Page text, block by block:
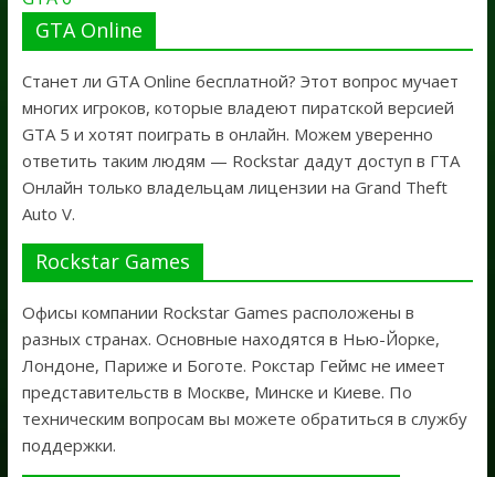
GTA Online
Станет ли GTA Online бесплатной? Этот вопрос мучает
многих игроков, которые владеют пиратской версией
GTA 5 и хотят поиграть в онлайн. Можем уверенно
ответить таким людям — Rockstar дадут доступ в ГТА
Онлайн только владельцам лицензии на Grand Theft
Auto V.
Rockstar Games
Офисы компании Rockstar Games расположены в
разных странах. Основные находятся в Нью-Йорке,
Лондоне, Париже и Боготе. Рокстар Геймс не имеет
представительств в Москве, Минске и Киеве. По
техническим вопросам вы можете обратиться в службу
поддержки.